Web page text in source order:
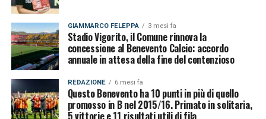
GIAMMARCO FELEPPA 3 mesi fa
Stadio Vigorito, il Comune rinnova la
concessione al Benevento Calcio: accordo
annuale in attesa della fine del contenzioso
REDAZIONE 6 mesi fa
Questo Benevento ha 10 punti in più di quello
promosso in B nel 2015/16. Primato in solitaria,